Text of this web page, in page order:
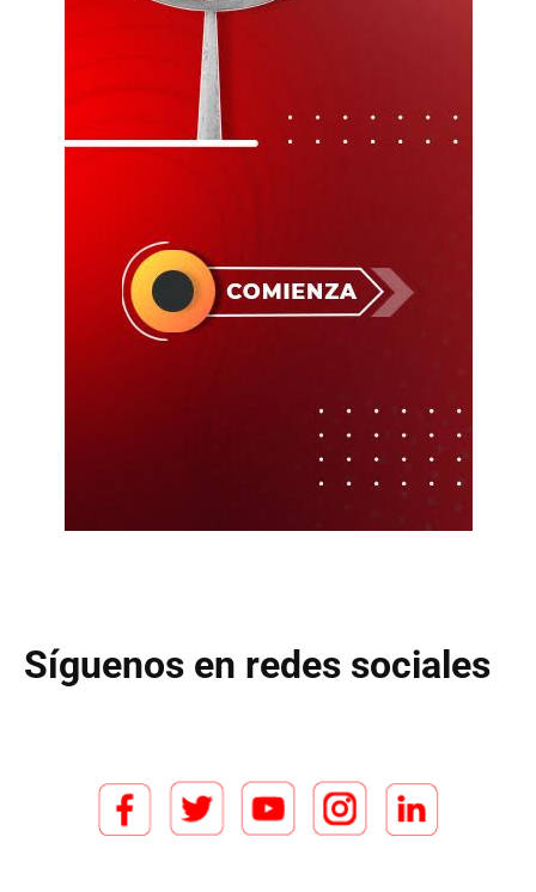
Síguenos en redes sociales